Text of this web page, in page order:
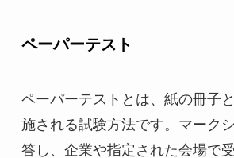
ペーパーテスト
ペーパーテストとは、紙の冊子
施される試験方法です。マーク
答し、企業や指定された会場で